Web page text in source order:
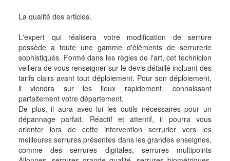
La qualité des articles.
L'expert qui réalisera votre modification de serrure
possède a toute une gamme d'éléments de serrurerie
sophistiqués. Formé dans les règles de l'art, cet technicien
veillera de vous renseigner sur le devis détaillé incluant des
tarifs clairs avant tout déploiement. Pour son déploiement,
il viendra sur les lieux rapidement, connaissant
parfaitement votre département.
De plus, il aura avec lui les outils nécessaires pour un
dépannage parfait. Réactif et attentif, il pourra vous
orienter lors de cette intervention serrurier vers les
meilleures serrures présentes dans les grandes enseignes,
comme des serrures digitales, serrures multipoints